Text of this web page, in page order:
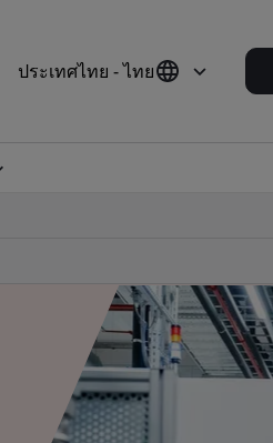
ประเทศไทย - ไทย